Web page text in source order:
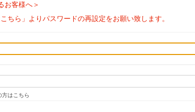
お客様へ＞
ちら」よりパスワードの再設定をお願い致します。
方はこちら